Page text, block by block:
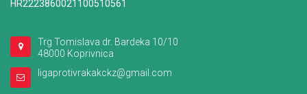
HR2223860021100510561
Trg Tomislava dr. Bardeka 10/10
48000 Koprivnica
ligaprotivrakakckz@gmail.com